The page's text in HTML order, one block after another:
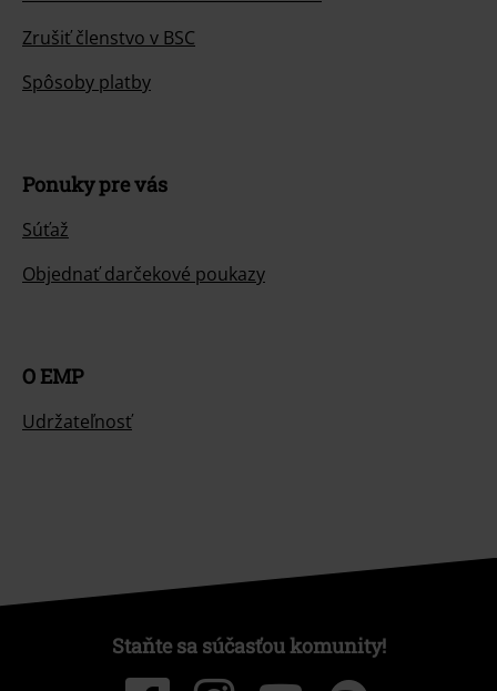
Zrušiť členstvo v BSC
Spôsoby platby
Ponuky pre vás
Súťaž
Objednať darčekové poukazy
O EMP
Udržateľnosť
Staňte sa súčasťou komunity!